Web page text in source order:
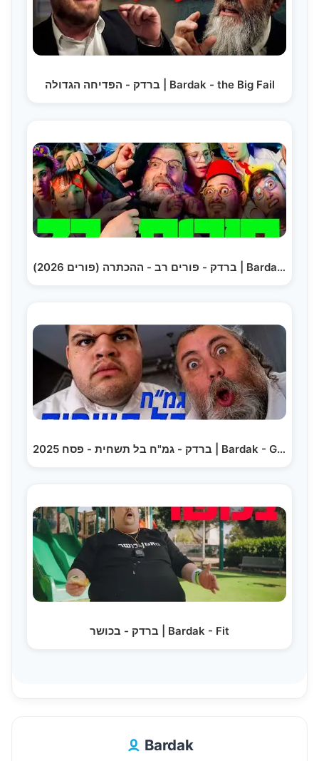
ברדק - הפדיחה הגדולה | Bardak - the Big Fail
ברדק - פורים רב - ההכתרה (פורים 2026) | Bardak - The…
ברדק - גמ"ח בל תשחית - פסח 2025 | Bardak - Gemach…
ברדק - בכושר | Bardak - Fit
Bardak